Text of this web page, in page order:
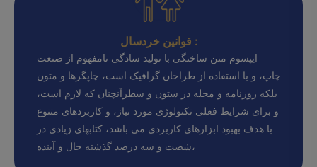
قوانین خردسال :
ایپسوم متن ساختگی با تولید سادگی نامفهوم از صنعت
چاپ، و با استفاده از طراحان گرافیک است، چاپگرها و متون
بلکه روزنامه و مجله در ستون و سطرآنچنان که لازم است،
و برای شرایط فعلی تکنولوژی مورد نیاز، و کاربردهای متنوع
با هدف بهبود ابزارهای کاربردی می باشد، کتابهای زیادی در
شصت و سه درصد گذشته حال و آینده،